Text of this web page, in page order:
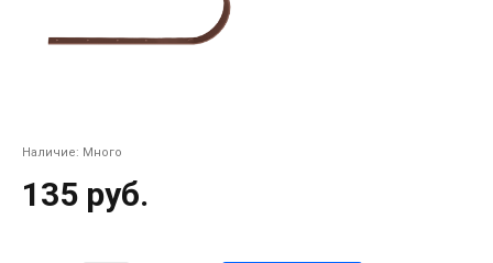
Наличие: Много
135 руб.